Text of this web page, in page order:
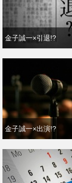
金子誠一×引退!?
金子誠一×出演!?